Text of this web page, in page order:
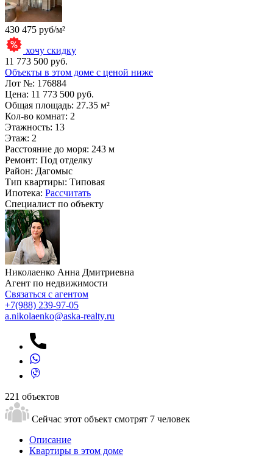
430 475 руб/м²
хочу скидку
11 773 500 руб.
Объекты в этом доме с ценой ниже
Лот №: 176884
Цена: 11 773 500 руб.
Общая площадь: 27.35 м²
Кол-во комнат: 2
Этажность: 13
Этаж: 2
Расстояние до моря: 243 м
Ремонт: Под отделку
Район: Дагомыс
Тип квартиры: Типовая
Ипотека: Рассчитать
Специалист по объекту
Николаенко Анна Дмитриевна
Агент по недвижимости
Связаться с агентом
+7(988) 239-97-05
a.nikolaenko@aska-realty.ru
221 объектов
Сейчас этот объект смотрят 7 человек
Описание
Квартиры в этом доме